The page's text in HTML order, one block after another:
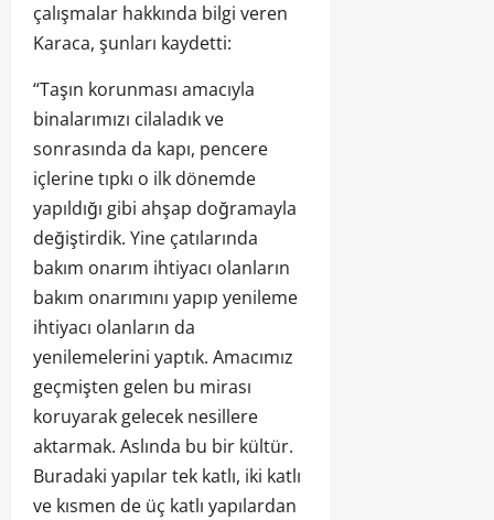
çalışmalar hakkında bilgi veren
Karaca, şunları kaydetti:
“Taşın korunması amacıyla
binalarımızı cilaladık ve
sonrasında da kapı, pencere
içlerine tıpkı o ilk dönemde
yapıldığı gibi ahşap doğramayla
değiştirdik. Yine çatılarında
bakım onarım ihtiyacı olanların
bakım onarımını yapıp yenileme
ihtiyacı olanların da
yenilemelerini yaptık. Amacımız
geçmişten gelen bu mirası
koruyarak gelecek nesillere
aktarmak. Aslında bu bir kültür.
Buradaki yapılar tek katlı, iki katlı
ve kısmen de üç katlı yapılardan